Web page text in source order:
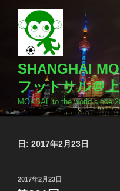
ッ
SHANGHAI
フットサル＠
MOKSAL to the world since
日: 2017年2月23日
投
稿
2017年2月23日